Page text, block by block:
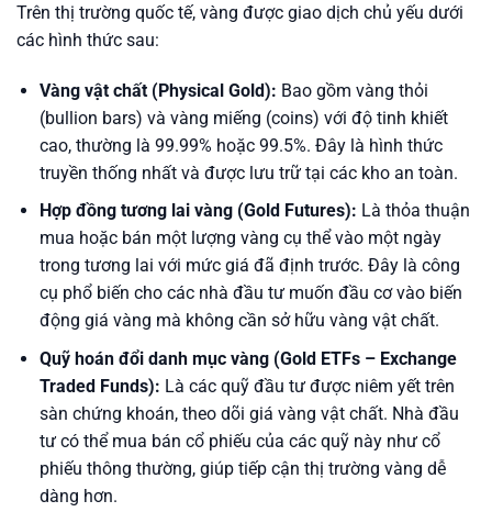
Trên thị trường quốc tế, vàng được giao dịch chủ yếu dưới
các hình thức sau:
Vàng vật chất (Physical Gold): Bao gồm vàng thỏi
(bullion bars) và vàng miếng (coins) với độ tinh khiết
cao, thường là 99.99% hoặc 99.5%. Đây là hình thức
truyền thống nhất và được lưu trữ tại các kho an toàn.
Hợp đồng tương lai vàng (Gold Futures): Là thỏa thuận
mua hoặc bán một lượng vàng cụ thể vào một ngày
trong tương lai với mức giá đã định trước. Đây là công
cụ phổ biến cho các nhà đầu tư muốn đầu cơ vào biến
động giá vàng mà không cần sở hữu vàng vật chất.
Quỹ hoán đổi danh mục vàng (Gold ETFs – Exchange
Traded Funds): Là các quỹ đầu tư được niêm yết trên
sàn chứng khoán, theo dõi giá vàng vật chất. Nhà đầu
tư có thể mua bán cổ phiếu của các quỹ này như cổ
phiếu thông thường, giúp tiếp cận thị trường vàng dễ
dàng hơn.